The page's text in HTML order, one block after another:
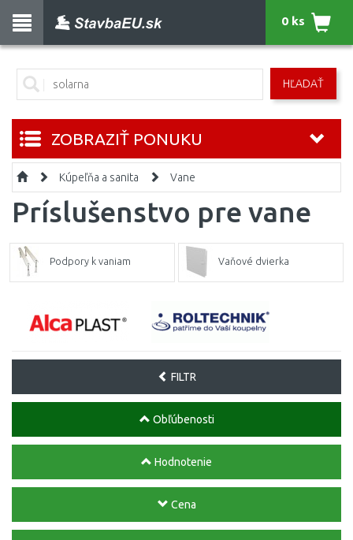
HĽADAŤ
0 ks
ZOBRAZIŤ PONUKU
Kúpeľňa a sanita Vane
Príslušenstvo pre vane
Podpory k vaniam Vaňové dvierka
FILTR
Obľúbenosti
Hodnotenie
Cena